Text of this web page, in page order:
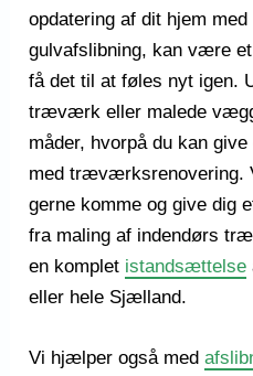
opdatering af dit hjem
gulvafslibning, kan være
få det til at føles nyt igen.
træværk eller malede
måder, hvorpå du kan
med træværksrenovering.
gerne komme og give dig
fra maling af indendørs
en komplet istandsættelse
eller hele Sjælland.
Vi hjælper også med